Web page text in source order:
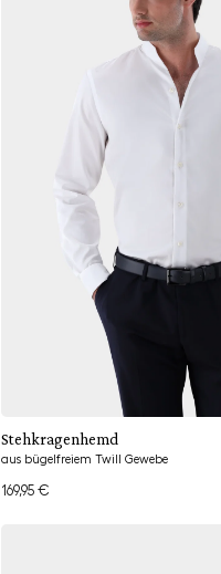
Hinzufügen
Stehkragenhemd
aus bügelfreiem Twill Gewebe
169,95 €